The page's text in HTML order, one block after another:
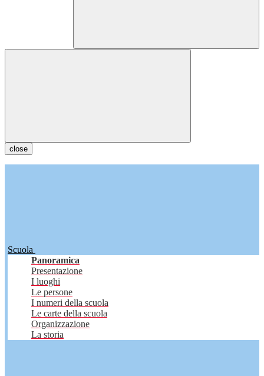
close
Scuola
Panoramica
Presentazione
I luoghi
Le persone
I numeri della scuola
Le carte della scuola
Organizzazione
La storia